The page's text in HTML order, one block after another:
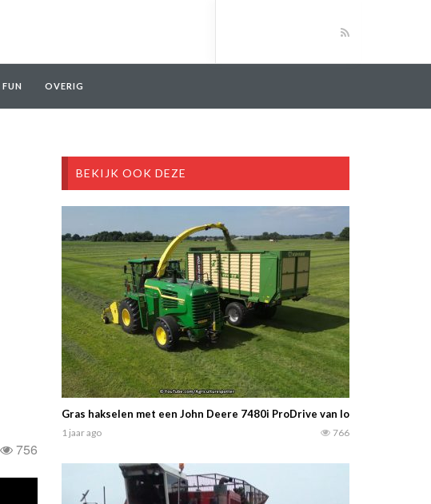
FUN OVERIG
756
BEKIJK OOK DEZE
Gras hakselen met een John Deere 7480i ProDrive van loonbedrijf
1 jaar ago 766